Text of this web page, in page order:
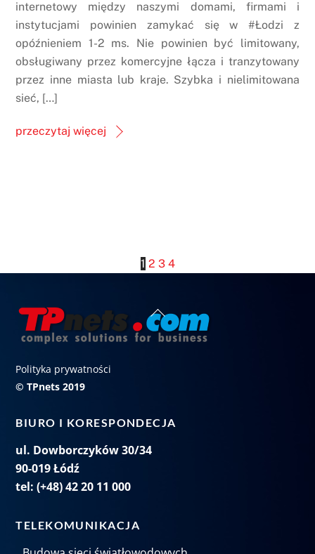
internetowy między naszymi domami, firmami i
instytucjami powinien zamykać się w #Łodzi z
opóźnieniem 1-2 ms. Nie powinien być limitowany,
obsługiwany przez komercyjne łącza i tranzytowany
przez inne miasta lub kraje. Szybka i nielimitowana
sieć, […]
przeczytaj więcej
1 2 3 4
Back
To
Top
Polityka prywatności
© TPnets 2019
BIURO I KORESPONDECJA
ul. Dowborczyków 30/34
90-019 Łódź
tel: (+48) 42 20 11 000
TELEKOMUNIKACJA